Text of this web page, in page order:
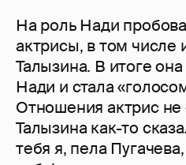
На роль Нади
актрисы, в том числе
Талызина. В итоге
Нади и стала
Отношения актрис
Талызина как-то
тебя я, пела